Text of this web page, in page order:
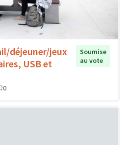
déjeuner/jeux
USB et
Soumise
au vote
0